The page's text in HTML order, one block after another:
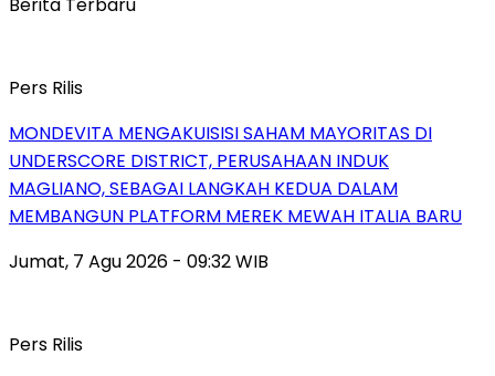
Berita Terbaru
Pers Rilis
MONDEVITA MENGAKUISISI SAHAM MAYORITAS DI
UNDERSCORE DISTRICT, PERUSAHAAN INDUK
MAGLIANO, SEBAGAI LANGKAH KEDUA DALAM
MEMBANGUN PLATFORM MEREK MEWAH ITALIA BARU
Jumat, 7 Agu 2026 - 09:32 WIB
Pers Rilis